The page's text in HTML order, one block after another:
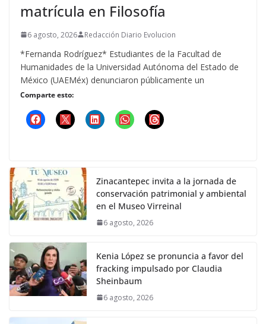
matrícula en Filosofía
6 agosto, 2026 Redacción Diario Evolucion
*Fernanda Rodríguez* Estudiantes de la Facultad de
Humanidades de la Universidad Autónoma del Estado de
México (UAEMéx) denunciaron públicamente un
Comparte esto:
Zinacantepec invita a la jornada de
conservación patrimonial y ambiental
en el Museo Virreinal
6 agosto, 2026
Kenia López se pronuncia a favor del
fracking impulsado por Claudia
Sheinbaum
6 agosto, 2026